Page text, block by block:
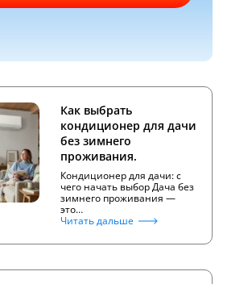
Как выбрать
кондиционер для дачи
без зимнего
проживания.
Кондиционер для дачи: с
чего начать выбор Дача без
зимнего проживания —
это…
Читать дальше